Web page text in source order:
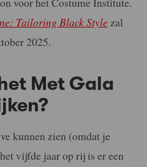
Tailoring Black Style zal
2025.
Met Gala
kunnen zien (omdat je
vijfde jaar op rij is er een